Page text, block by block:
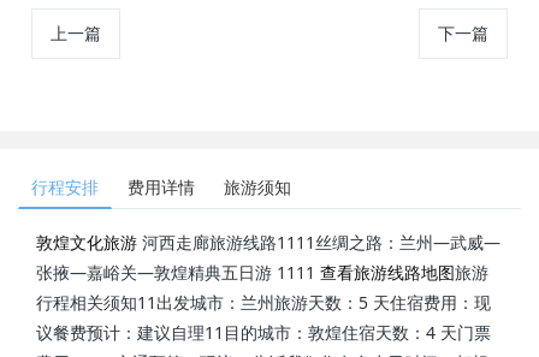
上一篇 下一篇
行程安排 费用详情 旅游须知
敦煌文化旅游 河西走廊旅游线路1111丝绸之路：兰州—武威—
张掖—嘉峪关—敦煌精典五日游 1111 查看旅游线路地图旅游
行程相关须知11出发城市：兰州旅游天数：5 天住宿费用：现
议餐费预计：建议自理11目的城市：敦煌住宿天数：4 天门票